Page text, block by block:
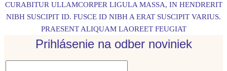
CURABITUR ULLAMCORPER LIGULA MASSA, IN HENDRERIT
NIBH SUSCIPIT ID. FUSCE ID NIBH A ERAT SUSCIPIT VARIUS.
PRAESENT ALIQUAM LAOREET FEUGIAT
Prihlásenie na odber noviniek